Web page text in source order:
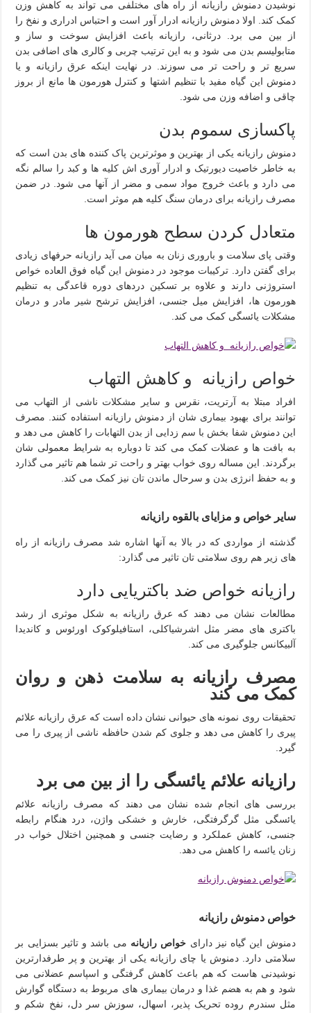
نوشیدن دمنوش رازیانه از راه های مختلفی می تواند به کاهش وزن
کمک کند. اولا دمنوش رازیانه ادرار آور است و احتباس ادراری و نفخ را
از بین می برد. درثانی، رازیانه باعث افزایش سوخت و ساز و
متابولیسم بدن می شود و به این ترتیب چربی و کالری های اضافی بدن
سریع تر و راحت تر می سوزند. در نهایت اینکه عرق رازیانه و یا
دمنوش این گیاه مفید با تنظیم اشتها و کنترل هورمون ها مانع از بروز
چاقی و اضافه وزن می شود.
پاکسازی سموم بدن
دمنوش رازیانه یکی از بهترین و موثرترین پاک کننده های بدن است که
به خاطر خاصیت دیورتیک و ادرار آوری اش کلیه ها و کبد را سالم نگه
می دارد و باعث خروج مواد سمی و مضر از آنها می شود. در ضمن
مصرف رازیانه برای درمان سنگ کلیه هم موثر است.
متعادل کردن سطح هورمون ها
وقتی پای سلامت و باروری زنان به میان می آید رازیانه حرفهای زیادی
برای گفتن دارد. ترکیبات موجود در دمنوش این گیاه فوق العاده خواص
استروژنی دارند و علاوه بر تسکین دردهای دوره قاعدگی به تنظیم
هورمون ها، افزایش میل جنسی، افزایش ترشح شیر مادر و درمان
مشکلات یائسگی کمک می کند.
خواص رازیانه و کاهش التهاب
افراد مبتلا به آرتریت، نقرس و سایر مشکلات ناشی از التهاب می
توانند برای بهبود بیماری شان از دمنوش رازیانه استفاده کنند. مصرف
این دمنوش شفا بخش با سم زدایی از بدن التهابات را کاهش می دهد و
به بافت ها و عضلات کمک می کند تا دوباره به شرایط معمولی شان
برگردند. این مساله روی خواب بهتر و راحت تر شما هم تاثیر می گذارد
و به حفظ انرژی بدن و سرحال ماندن تان نیز کمک می کند.
سایر خواص و مزایای بالقوه رازیانه
گذشته از مواردی که در بالا به آنها اشاره شد مصرف رازیانه از راه
های زیر هم روی سلامتی تان تاثیر می گذارد:
رازیانه خواص ضد باکتریایی دارد
مطالعات نشان می دهند که عرق رازیانه به شکل موثری از رشد
باکتری های مضر مثل اشرشیاکلی، استافیلوکوک اورئوس و کاندیدا
آلبیکانس جلوگیری می کند.
مصرف رازیانه به سلامت ذهن و روان
کمک می کند
تحقیقات روی نمونه های حیوانی نشان داده است که عرق رازیانه علائم
پیری را کاهش می دهد و جلوی کم شدن حافظه ناشی از پیری را می
گیرد.
رازیانه علائم یائسگی را از بین می برد
بررسی های انجام شده نشان می دهند که مصرف رازیانه علائم
یائسگی مثل گرگرفتگی، خارش و خشکی واژن، درد هنگام رابطه
جنسی، کاهش عملکرد و رضایت جنسی و همچنین اختلال خواب در
زنان یائسه را کاهش می دهد.
خواص دمنوش رازیانه
دمنوش این گیاه نیز دارای خواص رازیانه می باشد و تاثیر بسزایی بر
سلامتی دارد. دمنوش یا چای رازیانه یکی از بهترین و پر طرفدارترین
نوشیدنی هاست که هم باعث کاهش گرفتگی و اسپاسم عضلانی می
شود و هم به هضم غذا و درمان بیماری های مربوط به دستگاه گوارش
مثل سندرم روده تحریک پذیر، اسهال، سوزش سر دل، نفخ شکم و